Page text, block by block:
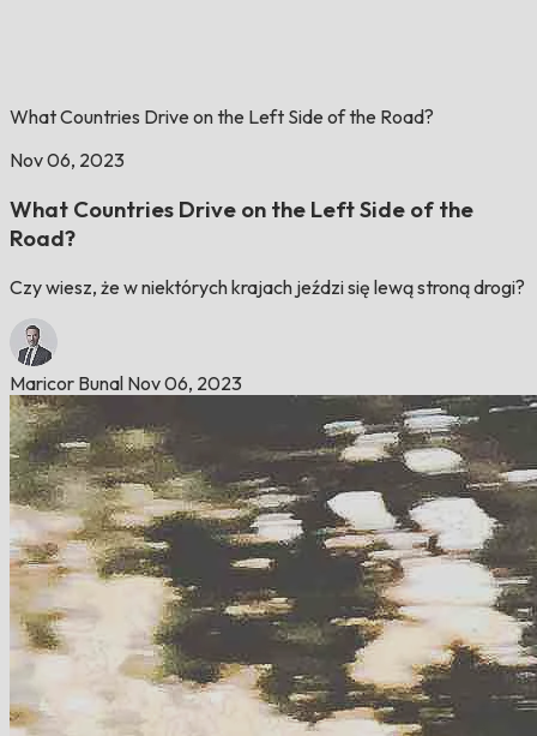
What Countries Drive on the Left Side of the Road?
Nov 06, 2023
What Countries Drive on the Left Side of the
Road?
Czy wiesz, że w niektórych krajach jeździ się lewą stroną drogi?
Maricor Bunal Nov 06, 2023